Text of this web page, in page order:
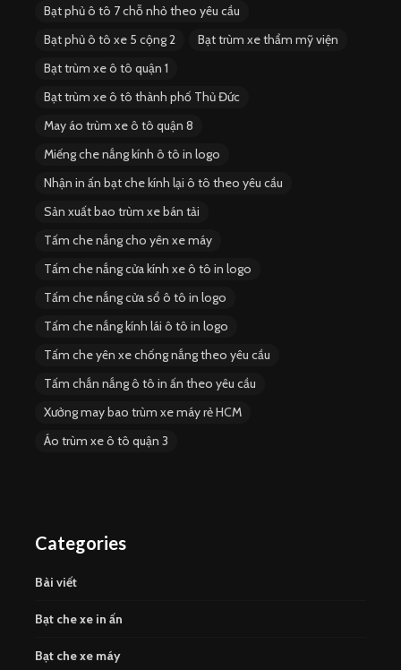
Bạt phủ ô tô 7 chỗ nhỏ theo yêu cầu
Bạt phủ ô tô xe 5 cộng 2
Bạt trùm xe thẩm mỹ viện
Bạt trùm xe ô tô quận 1
Bạt trùm xe ô tô thành phố Thủ Đức
May áo trùm xe ô tô quận 8
Miếng che nắng kính ô tô in logo
Nhận in ấn bạt che kính lại ô tô theo yêu cầu
Sản xuất bao trùm xe bán tải
Tấm che nắng cho yên xe máy
Tấm che nắng cửa kính xe ô tô in logo
Tấm che nắng cửa sổ ô tô in logo
Tấm che nắng kính lái ô tô in logo
Tấm che yên xe chống nắng theo yêu cầu
Tấm chắn nắng ô tô in ấn theo yêu cầu
Xưởng may bao trùm xe máy rẻ HCM
Áo trùm xe ô tô quận 3
Categories
Bài viết
Bạt che xe in ấn
Bạt che xe máy